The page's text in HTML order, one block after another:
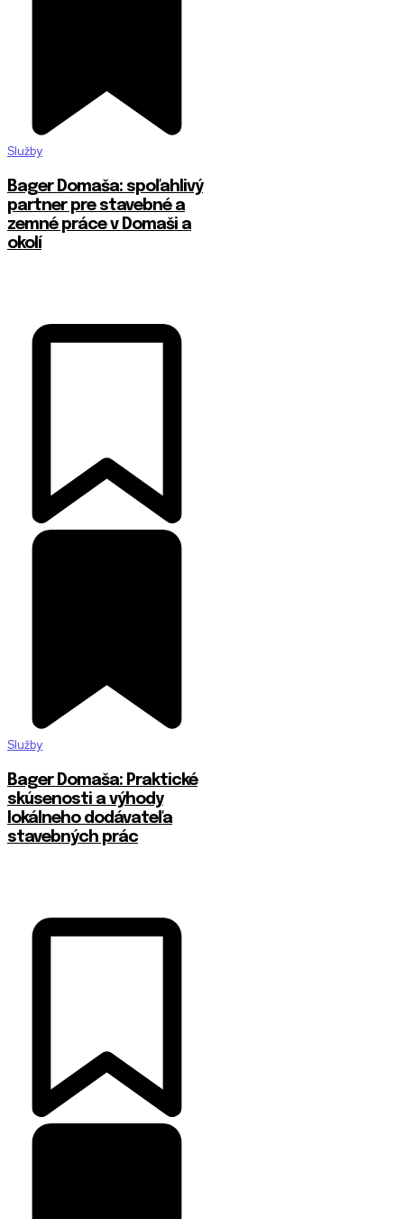
Služby
Bager Domaša: spoľahlivý
partner pre stavebné a
zemné práce v Domaši a
okolí
Služby
Bager Domaša: Praktické
skúsenosti a výhody
lokálneho dodávateľa
stavebných prác